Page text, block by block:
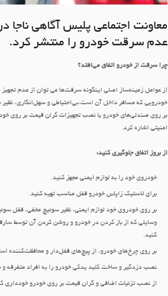
معاونت اجتماعی پلیس آگاهی ناجا
عدم سرقت خودرو را منتشر کرد.
چرا سرقت از خودرو اتفاق می‌افتد؟
از عوامل زمینه‌ساز اصلی اینگونه سرقت‌ها می توان از عدم
خودرویی که مسافر داخل آن است،بی‌احتیاطی و سهل‌انگاری،
بر روی صندلی‌های خودرو یا نصب تجهیزات گران قیمت بر روی
امنیتی اشاره کرد.
از بروز اتفاق جلوگیری کنید:
خودروی خود را به لوازم ایمنی مجهز کنید.
برای لاستیک زاپاس خودرو قفل مناسب تهیه کنید.
بر روی خودروی خود لوازم ایمنی، نظیر سوئیچ مخفی، قفل
وسایلی که از باز کردن درِ خودرو و روشن کردن آن توسط
کنید.
بر روی چرخ‌های خودرو، از پیچ‌های قفل‌دار و محافظت‌کننده
نصب دزدگیر و ساخت کلید یدکی خودرو را به افراد متفرقه و
از نصب تزئیات اضافی و گران قیمت بر روی خودرو خودداری